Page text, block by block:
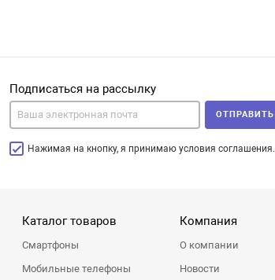
Подписаться на рассылку
Нажимая на кнопку, я принимаю условия соглашения.
ОТПРАВИТЬ
Каталог товаров
Смартфоны
Мобильные телефоны
Компания
О компании
Новости